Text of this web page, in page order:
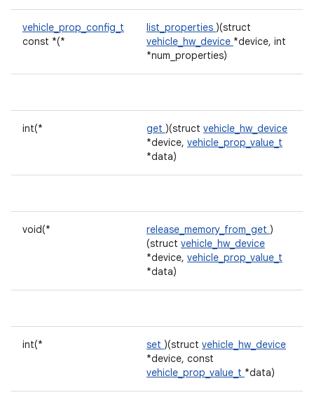
vehicle_prop_config_t
const *(*
list_properties )(struct
vehicle_hw_device *device, int
*num_properties)
int(* get )(struct vehicle_hw_device
*device, vehicle_prop_value_t
*data)
void(* release_memory_from_get )
(struct vehicle_hw_device
*device, vehicle_prop_value_t
*data)
int(* set )(struct vehicle_hw_device
*device, const
vehicle_prop_value_t *data)